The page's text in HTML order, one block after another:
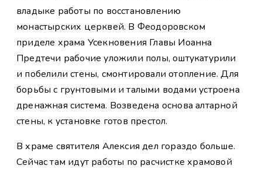
владыке работы по восстановлению
монастырских церквей. В Феодоровском
приделе храма Усекновения Главы Иоанна
Предтечи рабочие уложили полы, оштукатурили
и побелили стены, смонтировали отопление. Для
борьбы с грунтовыми и талыми водами устроена
дренажная система. Возведена основа алтарной
стены, к установке готов престол.
В храме святителя Алексия дел гораздо больше.
Сейчас там идут работы по расчистке храмовой